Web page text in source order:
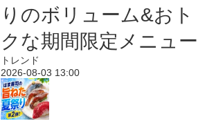
りのボリューム&おト
クな期間限定メニュー
トレンド
2026-08-03 13:00